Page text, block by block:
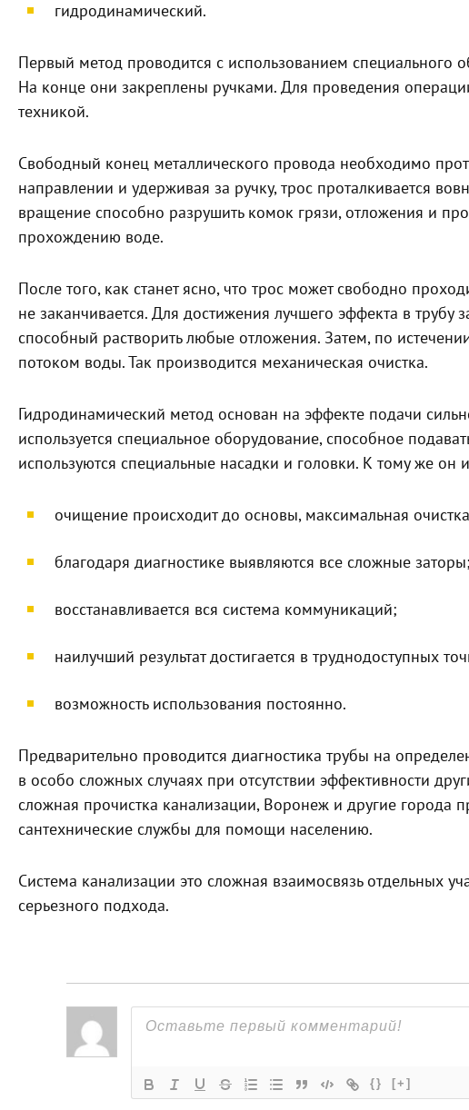
гидродинамический.
Первый метод проводится с использованием специального
На конце они закреплены ручками. Для проведения
техникой.
Свободный конец металлического провода необходимо
направлении и удерживая за ручку, трос проталкивается
вращение способно разрушить комок грязи, отложения и
прохождению воде.
После того, как станет ясно, что трос может свободно
не заканчивается. Для достижения лучшего эффекта в трубу
способный растворить любые отложения. Затем, по
потоком воды. Так производится механическая очистка.
Гидродинамический метод основан на эффекте подачи
используется специальное оборудование, способное
используются специальные насадки и головки. К тому же
очищение происходит до основы, максимальная
благодаря диагностике выявляются все сложные заторы;
восстанавливается вся система коммуникаций;
наилучший результат достигается в труднодоступных
возможность использования постоянно.
Предварительно проводится диагностика трубы на
в особо сложных случаях при отсутствии эффективности
сложная прочистка канализации, Воронеж и другие города
сантехнические службы для помощи населению.
Система канализации это сложная взаимосвязь отдельных
серьезного подхода.
{} [+]